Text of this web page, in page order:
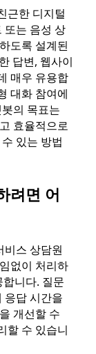
근한 디지털
또는 음성 상
도록 설계된
답변, 웹사이
매우 유용합
대화 참여에
의 목표는
효율적으로
있는 방법
려면 어
비스 상담원
없이 처리하
니다. 질문
응답 시간을
개선할 수
할 수 있습니